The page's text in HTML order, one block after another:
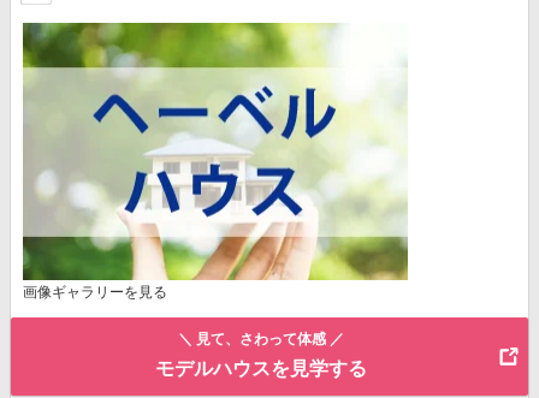
画像ギャラリーを見る
＼ 見て、さわって体感 ／
モデルハウスを見学する